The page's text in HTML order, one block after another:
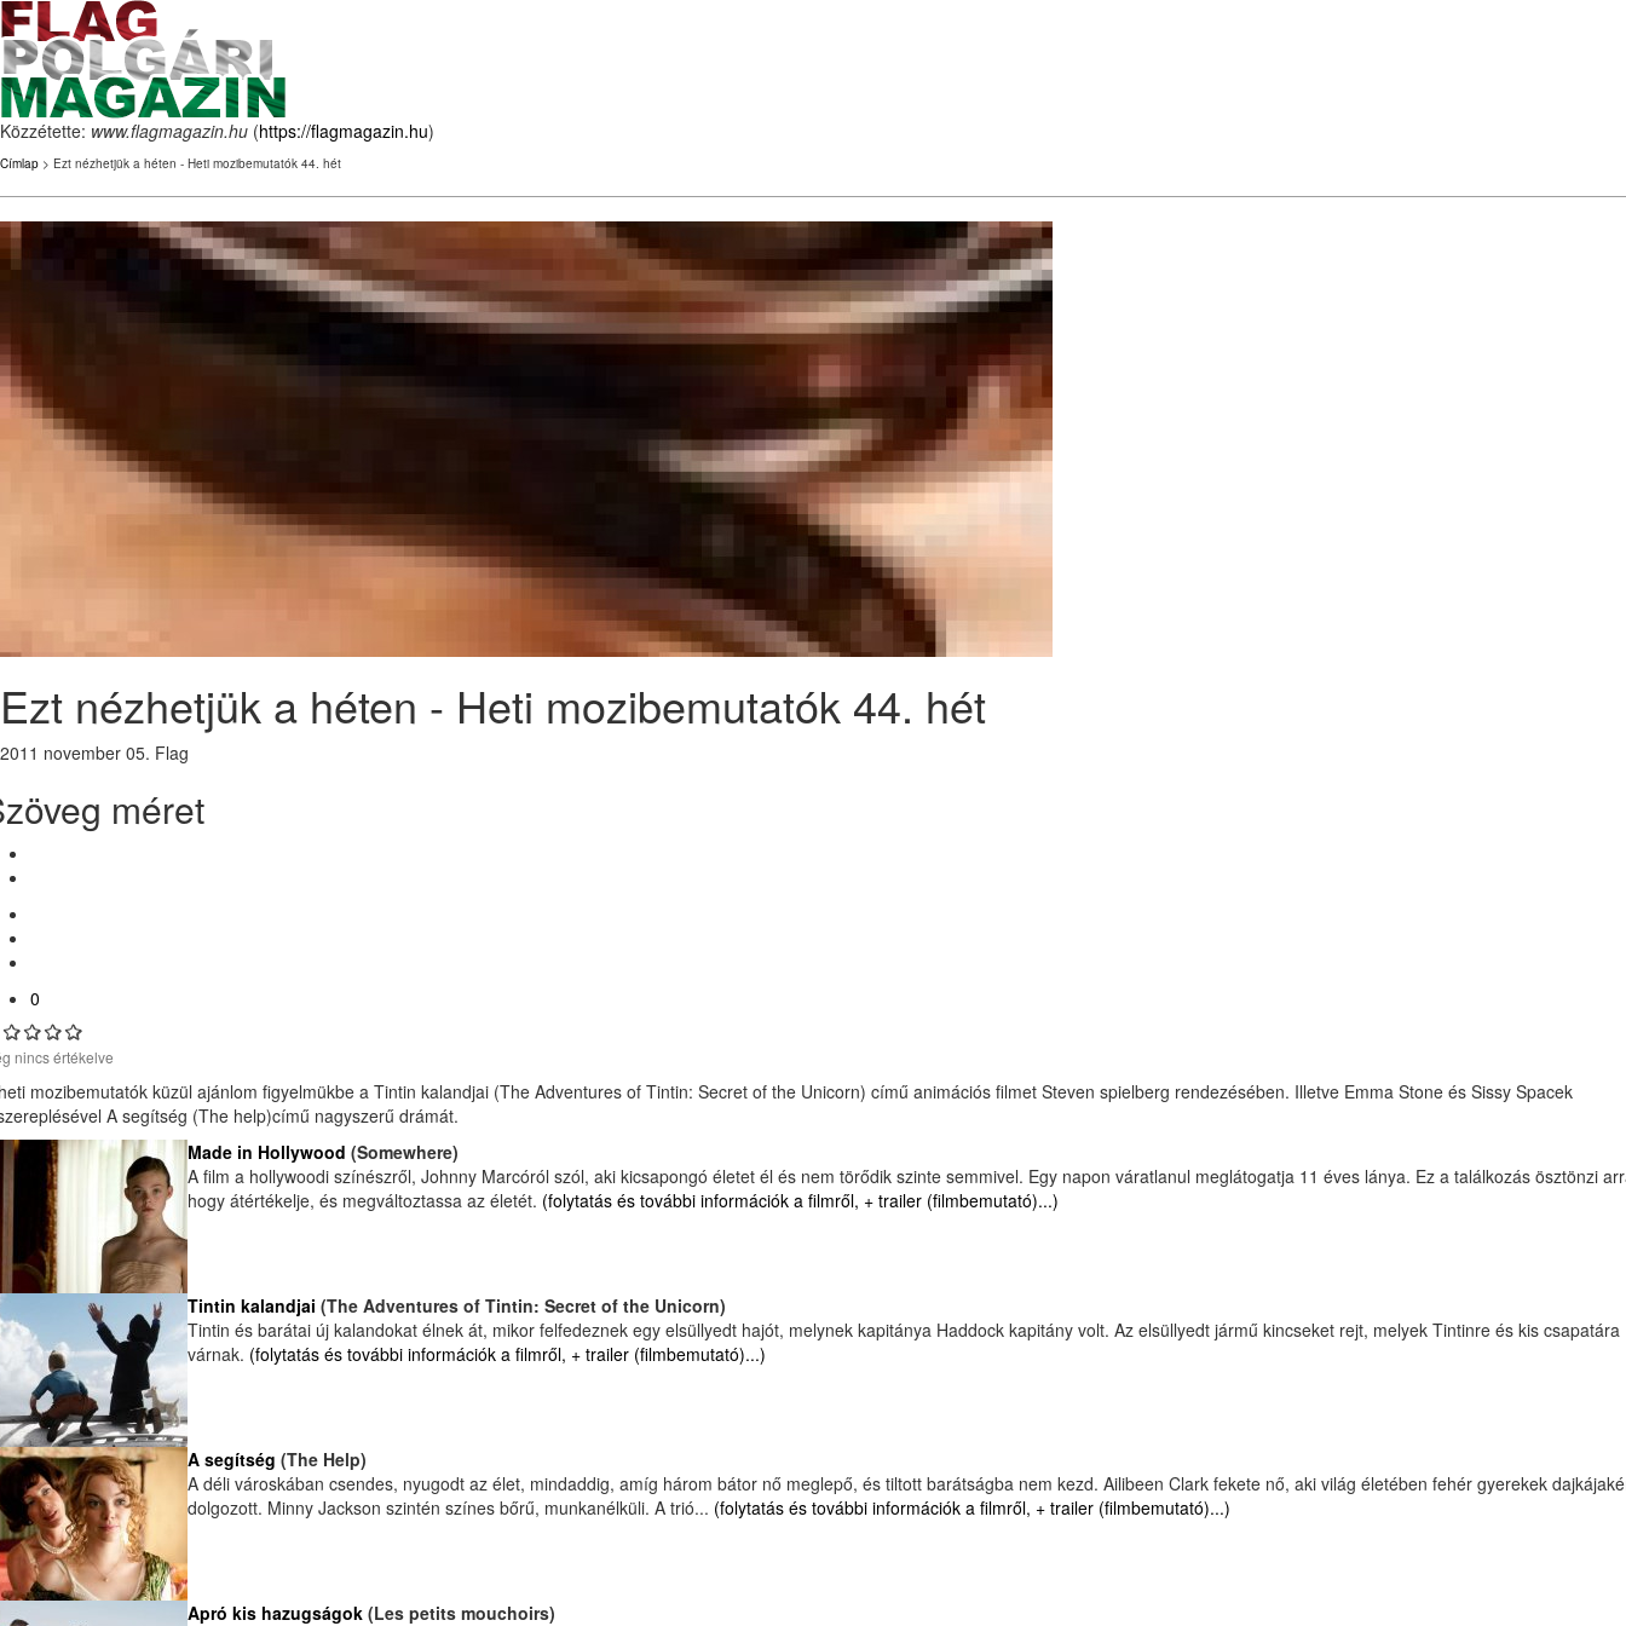
Közzétette: www.flagmagazin.hu (https://flagmagazin.hu)
Címlap > Ezt nézhetjük a héten - Heti mozibemutatók 44. hét
Ezt nézhetjük a héten - Heti mozibemutatók 44. hét
2011 november 05. Flag
méret
0
nincs értékelve
mozibemutatók küzül ajánlom figyelmükbe a Tintin kalandjai (The Adventures of Tintin: Secret of the Unicorn) című animációs filmet Steven spielberg rendezésében. Illetve Emma Stone és Sissy Spacek
A segítség (The help)című nagyszerű drámát.
Made in Hollywood (Somewhere)
A film a hollywoodi színészről, Johnny Marcóról szól, aki kicsapongó életet él és nem törődik szinte semmivel. Egy napon váratlanul meglátogatja 11 éves lánya. Ez a találkozás ösztönzi
hogy átértékelje, és megváltoztassa az életét. (folytatás és további információk a filmről, + trailer (filmbemutató)...)
Tintin kalandjai (The Adventures of Tintin: Secret of the Unicorn)
Tintin és barátai új kalandokat élnek át, mikor felfedeznek egy elsüllyedt hajót, melynek kapitánya Haddock kapitány volt. Az elsüllyedt jármű kincseket rejt, melyek Tintinre és kis csapatára
várnak. (folytatás és további információk a filmről, + trailer (filmbemutató)...)
A segítség (The Help)
A déli városkában csendes, nyugodt az élet, mindaddig, amíg három bátor nő meglepő, és tiltott barátságba nem kezd. Ailibeen Clark fekete nő, aki világ életében fehér gyerekek
dolgozott. Minny Jackson szintén színes bőrű, munkanélküli. A trió... (folytatás és további információk a filmről, + trailer (filmbemutató)...)
Apró kis hazugságok (Les petits mouchoirs)